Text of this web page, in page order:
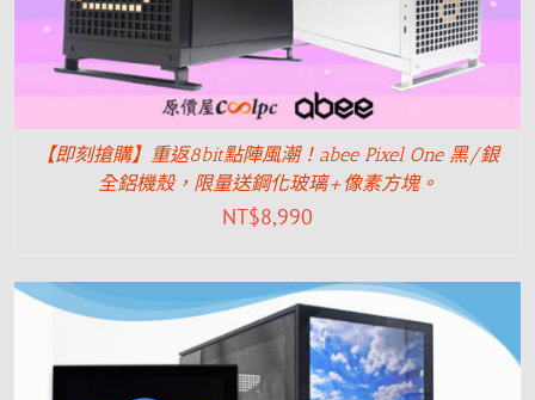
【即刻搶購】重返8bit點陣風潮！abee Pixel One 黑/銀
全鋁機殼，限量送鋼化玻璃+像素方塊。
NT$8,990